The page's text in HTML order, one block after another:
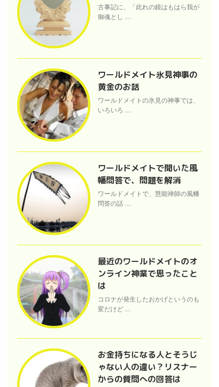
古事記に、「此れの鏡はもはら我が
御魂とし ...
ワールドメイト氷見神事の
黄金のお話
ワールドメイトの氷見の神事では、
いろいろ ...
ワールドメイトで聞いた風
幡問答で、問題を解消
ワールドメイトで、慧能禅師の風幡
問答の話 ...
最近のワールドメイトのオ
ンライン神業で思ったこと
は
コロナが発生したおかげというのも
変だけど ...
お金持ちになる人とそうじ
ゃない人の違い？リスナー
からの質問への回答は